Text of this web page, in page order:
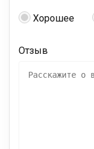
Хорошее
Отзыв